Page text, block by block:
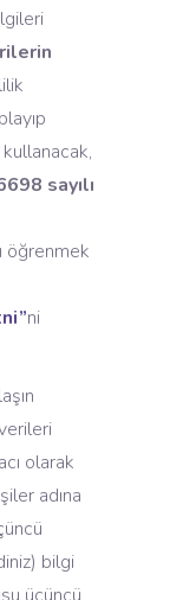
sayılı
öğrenmek
ni
olarak
adına
bilgi